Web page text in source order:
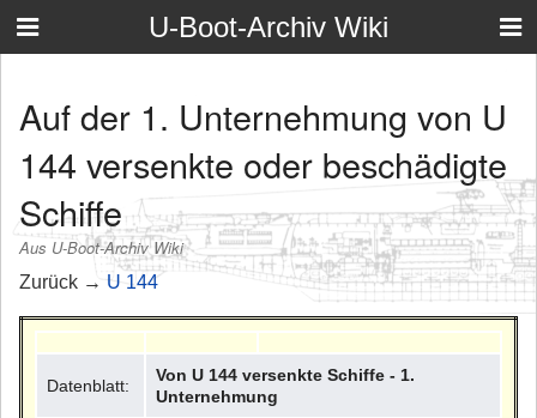
U-Boot-Archiv Wiki
Auf der 1. Unternehmung von U
144 versenkte oder beschädigte
Schiffe
Aus U-Boot-Archiv Wiki
Zurück → U 144
Datenblatt:
Von U 144 versenkte Schiffe - 1.
Unternehmung